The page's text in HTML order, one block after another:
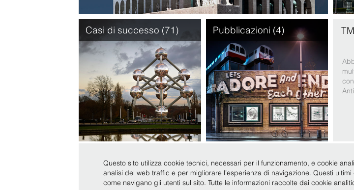
Casi di successo (71) Pubblicazioni (4)
Copyright © Bonelli Erede Lombardi Pappalardo - Studio Legale 2019 | P.IVA 12735620150 | Condizioni d'uso
Questo sito utilizza cookie tecnici, necessari per il funzionamento, e cookie
analisi del web traffic e per migliorare l’esperienza di navigazione. Questi
come navigano gli utenti sul sito. Tutte le informazioni raccolte dai cookie